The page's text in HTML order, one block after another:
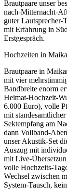
Brautpaare unser
nach-Mitternacht-
guter Lautsprecher-
mit Erfahrung in
Erstgespräch.
Hochzeiten in
Brautpaare in
mit vier
Bandbreite enorm
Heimat-Hochzeit-
6.000 Euro), volle
mit
Sektempfang am
dann Vollband-
unser Akustik-Set
Auszug mit
mit Live-
volle Hochzeits-
Wechsel zwischen
System-Tausch,